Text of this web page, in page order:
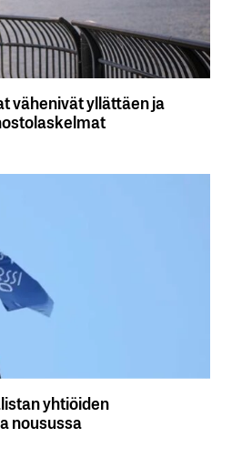
vähenivät yllättäen ja
yhtiöiden
nousussa